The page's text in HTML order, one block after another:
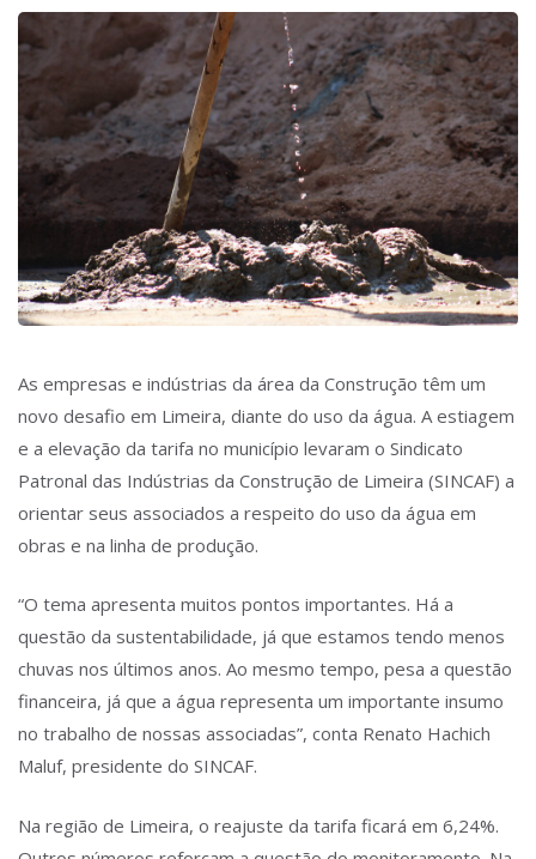
As empresas e indústrias da área da Construção têm um
novo desafio em Limeira, diante do uso da água. A estiagem
e a elevação da tarifa no município levaram o Sindicato
Patronal das Indústrias da Construção de Limeira (SINCAF) a
orientar seus associados a respeito do uso da água em
obras e na linha de produção.
“O tema apresenta muitos pontos importantes. Há a
questão da sustentabilidade, já que estamos tendo menos
chuvas nos últimos anos. Ao mesmo tempo, pesa a questão
financeira, já que a água representa um importante insumo
no trabalho de nossas associadas”, conta Renato Hachich
Maluf, presidente do SINCAF.
Na região de Limeira, o reajuste da tarifa ficará em 6,24%.